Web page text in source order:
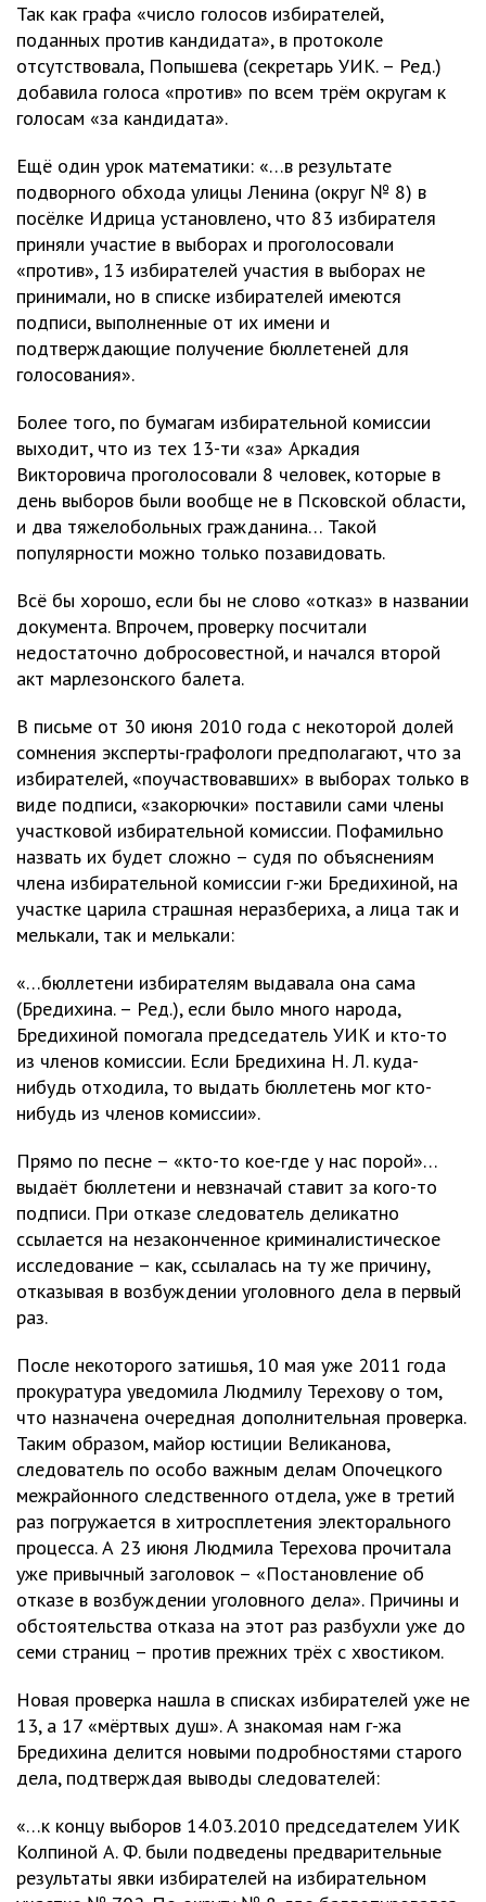
Так как графа «число голосов избирателей,
поданных против кандидата», в протоколе
отсутствовала, Попышева (секретарь УИК. – Ред.)
добавила голоса «против» по всем трём округам к
голосам «за кандидата».
Ещё один урок математики: «…в результате
подворного обхода улицы Ленина (округ № 8) в
посёлке Идрица установлено, что 83 избирателя
приняли участие в выборах и проголосовали
«против», 13 избирателей участия в выборах не
принимали, но в списке избирателей имеются
подписи, выполненные от их имени и
подтверждающие получение бюллетеней для
голосования».
Более того, по бумагам избирательной комиссии
выходит, что из тех 13-ти «за» Аркадия
Викторовича проголосовали 8 человек, которые в
день выборов были вообще не в Псковской области,
и два тяжелобольных гражданина… Такой
популярности можно только позавидовать.
Всё бы хорошо, если бы не слово «отказ» в названии
документа. Впрочем, проверку посчитали
недостаточно добросовестной, и начался второй
акт марлезонского балета.
В письме от 30 июня 2010 года с некоторой долей
сомнения эксперты-графологи предполагают, что за
избирателей, «поучаствовавших» в выборах только в
виде подписи, «закорючки» поставили сами члены
участковой избирательной комиссии. Пофамильно
назвать их будет сложно – судя по объяснениям
члена избирательной комиссии г-жи Бредихиной, на
участке царила страшная неразбериха, а лица так и
мелькали, так и мелькали:
«…бюллетени избирателям выдавала она сама
(Бредихина. – Ред.), если было много народа,
Бредихиной помогала председатель УИК и кто-то
из членов комиссии. Если Бредихина Н. Л. куда-
нибудь отходила, то выдать бюллетень мог кто-
нибудь из членов комиссии».
Прямо по песне – «кто-то кое-где у нас порой»…
выдаёт бюллетени и невзначай ставит за кого-то
подписи. При отказе следователь деликатно
ссылается на незаконченное криминалистическое
исследование – как, ссылалась на ту же причину,
отказывая в возбуждении уголовного дела в первый
раз.
После некоторого затишья, 10 мая уже 2011 года
прокуратура уведомила Людмилу Терехову о том,
что назначена очередная дополнительная проверка.
Таким образом, майор юстиции Великанова,
следователь по особо важным делам Опочецкого
межрайонного следственного отдела, уже в третий
раз погружается в хитросплетения электорального
процесса. А 23 июня Людмила Терехова прочитала
уже привычный заголовок – «Постановление об
отказе в возбуждении уголовного дела». Причины и
обстоятельства отказа на этот раз разбухли уже до
семи страниц – против прежних трёх с хвостиком.
Новая проверка нашла в списках избирателей уже не
13, а 17 «мёртвых душ». А знакомая нам г-жа
Бредихина делится новыми подробностями старого
дела, подтверждая выводы следователей:
«…к концу выборов 14.03.2010 председателем УИК
Колпиной А. Ф. были подведены предварительные
результаты явки избирателей на избирательном